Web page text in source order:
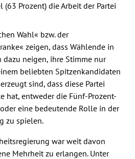
Prozent) die Arbeit der Partei
Wahl« bzw. der
zeigen, dass Wählende in
dazu neigen, ihre Stimme nur
beliebten Spitzenkandidaten
sind, dass diese Partei
hat, entweder die Fünf-Prozent-
eine bedeutende Rolle in der
zu spielen.
war weit davon
Mehrheit zu erlangen. Unter